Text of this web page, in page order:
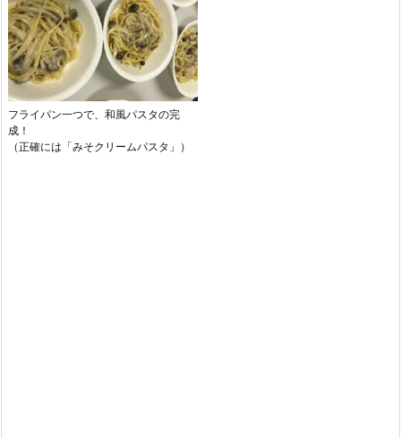
フライパン一つで、和風パスタの完
成！
（正確には「みそクリームパスタ」）